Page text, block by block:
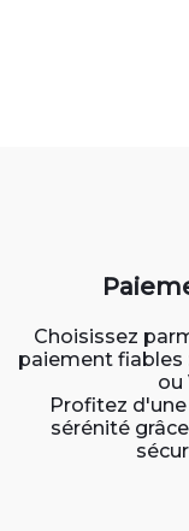
Choisissez
paiement fiables
ou
Profitez
sérénité